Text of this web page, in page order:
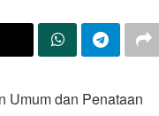
Umum dan Penataan